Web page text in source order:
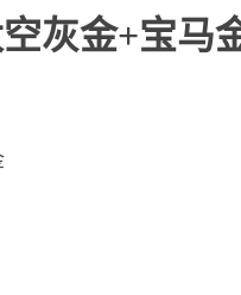
灰金+宝马